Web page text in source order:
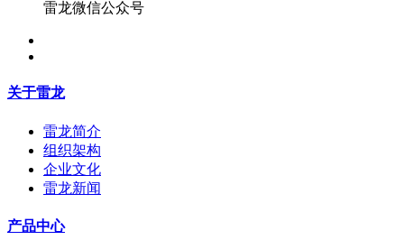
雷龙微信公众号
关于雷龙
雷龙简介
组织架构
企业文化
雷龙新闻
产品中心